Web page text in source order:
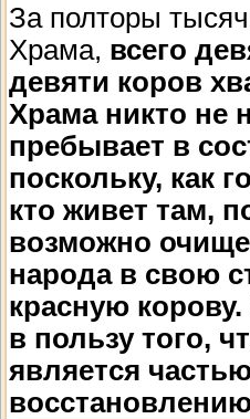
За полторы
Храма, всего
девяти коров
Храма никто не
пребывает в
поскольку, как
кто живет там,
возможно
народа в свою
красную
в пользу того,
является